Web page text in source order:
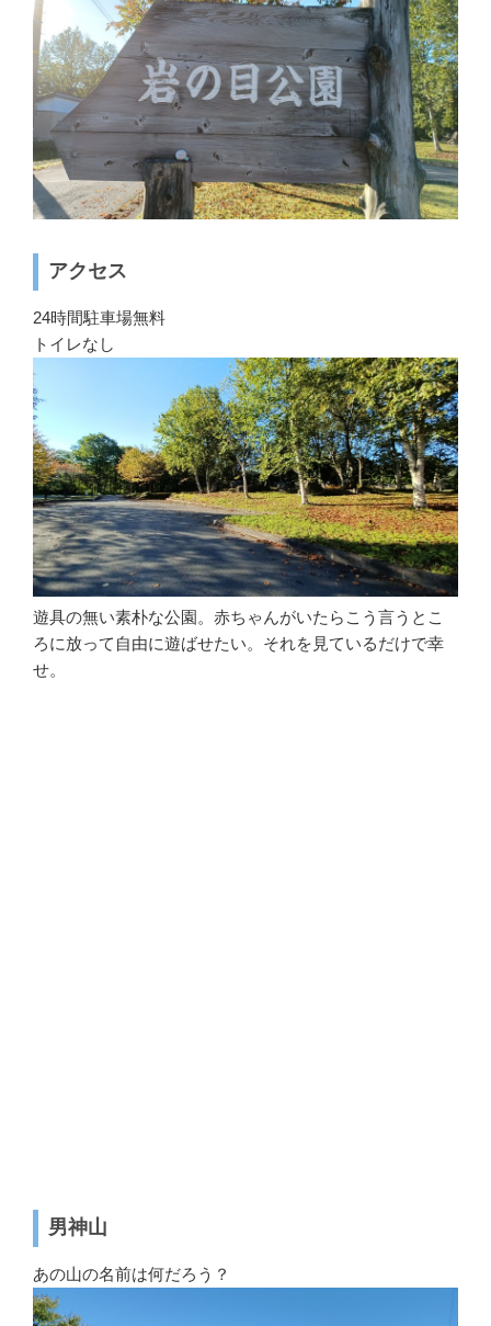
アクセス
24時間駐車場無料
トイレなし
遊具の無い素朴な公園。赤ちゃんがいたらこう言うとこ
ろに放って自由に遊ばせたい。それを見ているだけで幸
せ。
男神山
あの山の名前は何だろう？